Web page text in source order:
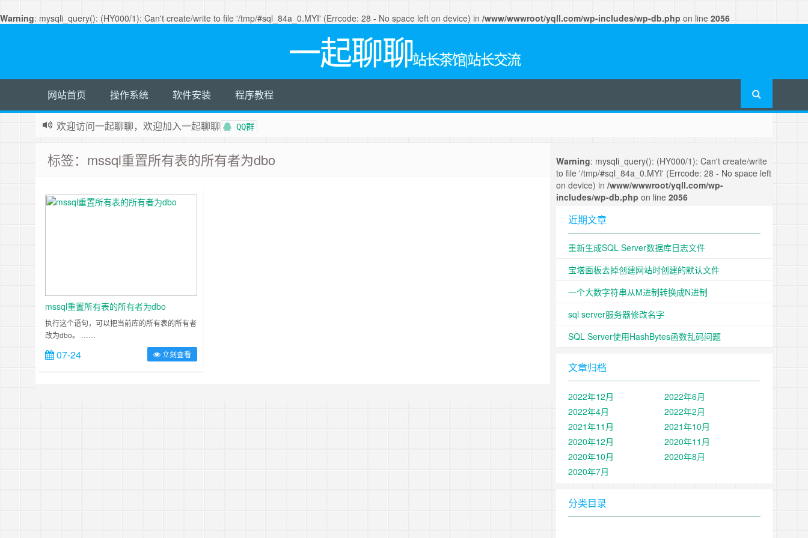
Warning: mysqli_query(): (HY000/1): Can't create/write to file '/tmp/#sql_84a_0.MYI' (Errcode: 28 - No space left on device) in /www/wwwroot/yqll.com/wp-includes/wp-db.php on line 2056
一起聊聊站长茶馆|站长交流
网站首页 操作系统 软件安装 程序教程
欢迎访问一起聊聊，欢迎加入一起聊聊 QQ群
标签：mssql重置所有表的所有者为dbo
mssql重置所有表的所有者为dbo
执行这个语句，可以把当前库的所有表的所有者
改为dbo。 ……
07-24 立刻查看
Warning: mysqli_query(): (HY000/1): Can't create/write
to file '/tmp/#sql_84a_0.MYI' (Errcode: 28 - No space left
on device) in /www/wwwroot/yqll.com/wp-
includes/wp-db.php on line 2056
近期文章
重新生成SQL Server数据库日志文件
宝塔面板去掉创建网站时创建的默认文件
一个大数字符串从M进制转换成N进制
sql server服务器修改名字
SQL Server使用HashBytes函数乱码问题
文章归档
2022年12月
2022年6月
2022年4月
2022年2月
2021年11月
2021年10月
2020年12月
2020年11月
2020年10月
2020年8月
2020年7月
分类目录